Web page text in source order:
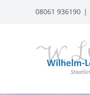
08061 936190 |